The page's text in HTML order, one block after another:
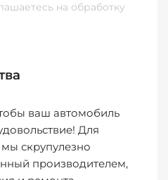
на обработку
ваш автомобиль
Для
скрупулезно
производителем,